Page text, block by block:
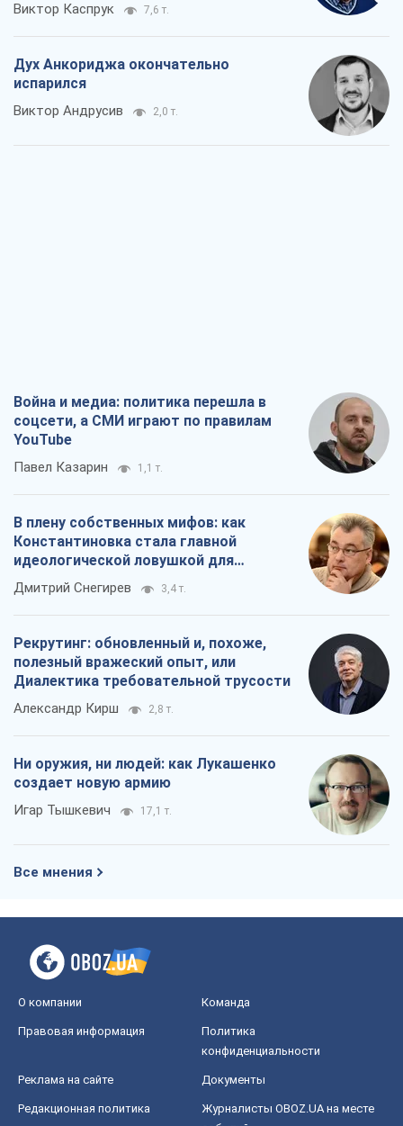
Виктор Каспрук 7,6 т.
Дух Анкориджа окончательно
испарился
Виктор Андрусив 2,0 т.
Война и медиа: политика перешла в
соцсети, а СМИ играют по правилам
YouTube
Павел Казарин 1,1 т.
В плену собственных мифов: как
Константиновка стала главной
идеологической ловушкой для
российских оккупантов
Дмитрий Снегирев 3,4 т.
Рекрутинг: обновленный и, похоже,
полезный вражеский опыт, или
Диалектика требовательной трусости
Александр Кирш 2,8 т.
Ни оружия, ни людей: как Лукашенко
создает новую армию
Игар Тышкевич 17,1 т.
Все мнения
О компании Команда
Правовая информация
Политика
конфиденциальности
Реклама на сайте Документы
Редакционная политика
Журналисты OBOZ.UA на месте